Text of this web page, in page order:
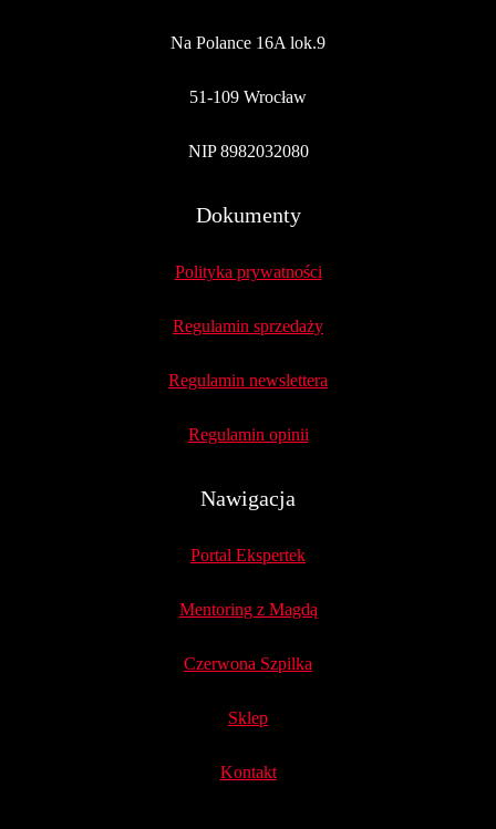
Na Polance 16A lok.9
51-109 Wrocław
NIP 8982032080
Dokumenty
Polityka prywatności
Regulamin sprzedaży
Regulamin newslettera
Regulamin opinii
Nawigacja
Portal Ekspertek
Mentoring z Magdą
Czerwona Szpilka
Sklep
Kontakt